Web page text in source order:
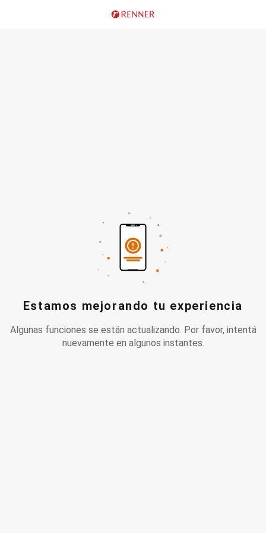
Estamos mejorando tu experiencia
Algunas funciones se están actualizando. Por favor, intentá
nuevamente en algunos instantes.